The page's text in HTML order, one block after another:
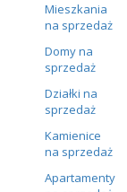
Mieszkania
na sprzedaż
Domy na
sprzedaż
Działki na
sprzedaż
Kamienice
na sprzedaż
Apartamenty